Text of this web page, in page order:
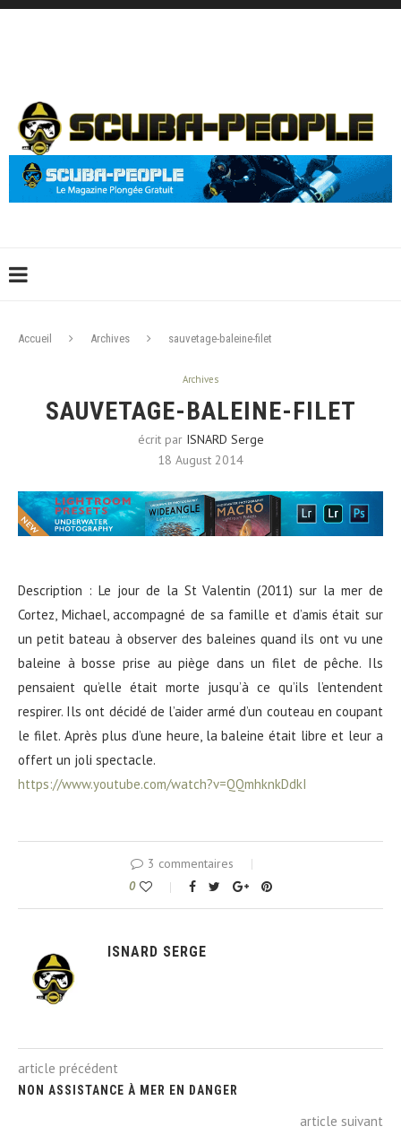
Accueil Archives sauvetage-baleine-filet
Archives
SAUVETAGE-BALEINE-FILET
écrit par ISNARD Serge
18 August 2014
Description : Le jour de la St Valentin (2011) sur la mer de
Cortez, Michael, accompagné de sa famille et d’amis était sur
un petit bateau à observer des baleines quand ils ont vu une
baleine à bosse prise au piège dans un filet de pêche. Ils
pensaient qu’elle était morte jusqu’à ce qu’ils l’entendent
respirer. Ils ont décidé de l’aider armé d’un couteau en coupant
le filet. Après plus d’une heure, la baleine était libre et leur a
offert un joli spectacle.
https://www.youtube.com/watch?v=QQmhknkDdkI
3 commentaires
0
ISNARD SERGE
article précédent
NON ASSISTANCE À MER EN DANGER
article suivant